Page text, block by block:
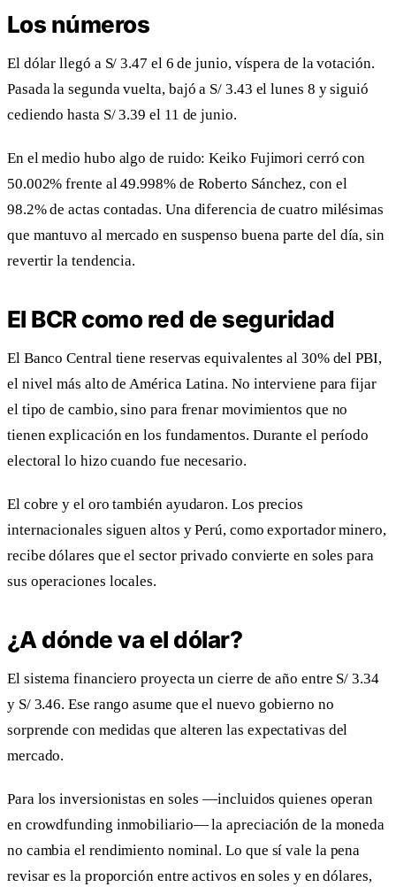
Los números
El dólar llegó a S/ 3.47 el 6 de junio, víspera de la votación.
Pasada la segunda vuelta, bajó a S/ 3.43 el lunes 8 y siguió
cediendo hasta S/ 3.39 el 11 de junio.
En el medio hubo algo de ruido: Keiko Fujimori cerró con
50.002% frente al 49.998% de Roberto Sánchez, con el
98.2% de actas contadas. Una diferencia de cuatro milésimas
que mantuvo al mercado en suspenso buena parte del día, sin
revertir la tendencia.
El BCR como red de seguridad
El Banco Central tiene reservas equivalentes al 30% del PBI,
el nivel más alto de América Latina. No interviene para fijar
el tipo de cambio, sino para frenar movimientos que no
tienen explicación en los fundamentos. Durante el período
electoral lo hizo cuando fue necesario.
El cobre y el oro también ayudaron. Los precios
internacionales siguen altos y Perú, como exportador minero,
recibe dólares que el sector privado convierte en soles para
sus operaciones locales.
¿A dónde va el dólar?
El sistema financiero proyecta un cierre de año entre S/ 3.34
y S/ 3.46. Ese rango asume que el nuevo gobierno no
sorprende con medidas que alteren las expectativas del
mercado.
Para los inversionistas en soles —incluidos quienes operan
en crowdfunding inmobiliario— la apreciación de la moneda
no cambia el rendimiento nominal. Lo que sí vale la pena
revisar es la proporción entre activos en soles y en dólares,